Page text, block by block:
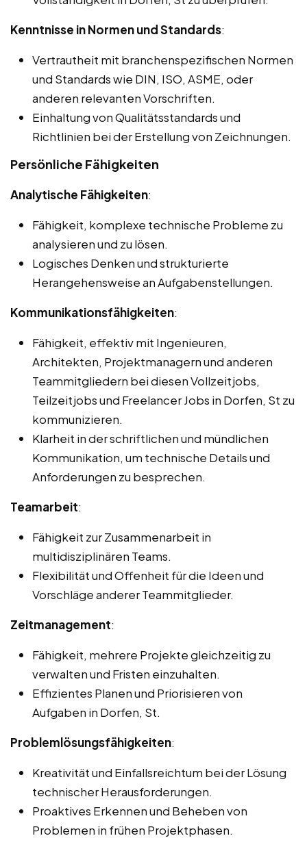
Kenntnisse in Normen und Standards:
Vertrautheit mit branchenspezifischen Normen
und Standards wie DIN, ISO, ASME, oder
anderen relevanten Vorschriften.
Einhaltung von Qualitätsstandards und
Richtlinien bei der Erstellung von Zeichnungen.
Persönliche Fähigkeiten
Analytische Fähigkeiten:
Fähigkeit, komplexe technische Probleme zu
analysieren und zu lösen.
Logisches Denken und strukturierte
Herangehensweise an Aufgabenstellungen.
Kommunikationsfähigkeiten:
Fähigkeit, effektiv mit Ingenieuren,
Architekten, Projektmanagern und anderen
Teammitgliedern bei diesen Vollzeitjobs,
Teilzeitjobs und Freelancer Jobs in Dorfen, St zu
kommunizieren.
Klarheit in der schriftlichen und mündlichen
Kommunikation, um technische Details und
Anforderungen zu besprechen.
Teamarbeit:
Fähigkeit zur Zusammenarbeit in
multidisziplinären Teams.
Flexibilität und Offenheit für die Ideen und
Vorschläge anderer Teammitglieder.
Zeitmanagement:
Fähigkeit, mehrere Projekte gleichzeitig zu
verwalten und Fristen einzuhalten.
Effizientes Planen und Priorisieren von
Aufgaben in Dorfen, St.
Problemlösungsfähigkeiten:
Kreativität und Einfallsreichtum bei der Lösung
technischer Herausforderungen.
Proaktives Erkennen und Beheben von
Problemen in frühen Projektphasen.